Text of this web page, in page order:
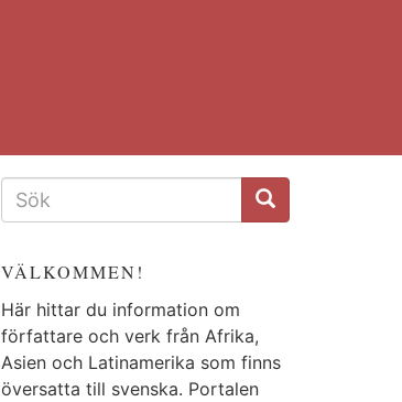
SÖKFORMULÄR
VÄLKOMMEN!
Här hittar du information om
författare och verk från Afrika,
Asien och Latinamerika som finns
översatta till svenska. Portalen